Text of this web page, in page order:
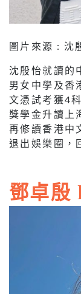
圖片來源 : 沈
沈殷怡就讀的
男女中學及香
文憑試考獲4
獎學金升讀上
再修讀香港中
退出娛樂圈，
鄧卓殷